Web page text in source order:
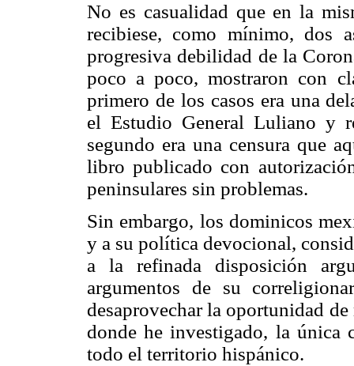
No es casualidad que en la
recibiese, como mínimo, dos
progresiva debilidad de la
poco a poco, mostraron con
primero de los casos era una
el Estudio General Luliano y
segundo era una censura que
libro publicado con
peninsulares sin problemas.
Sin embargo, los dominicos
y a su política devocional,
a la refinada disposición
argumentos de su
desaprovechar la oportunidad
donde he investigado, la única
todo el territorio hispánico.